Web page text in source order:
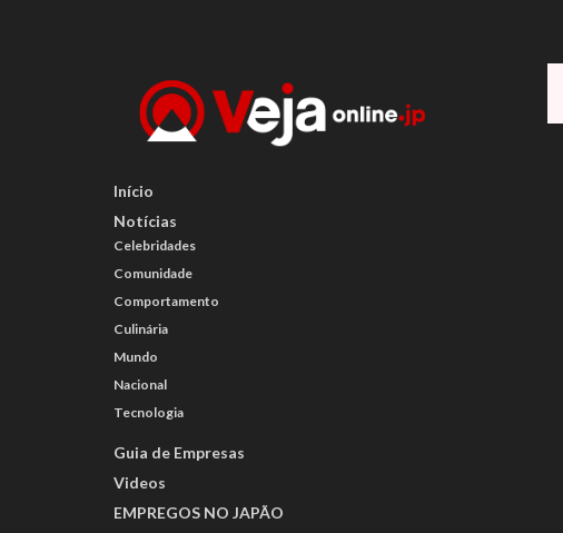
Início
Notícias
Celebridades
Comunidade
Comportamento
Culinária
Mundo
Nacional
Tecnologia
Guia de Empresas
Videos
EMPREGOS NO JAPÃO